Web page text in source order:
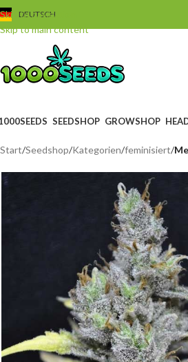
Skip to navigation
Skip to main content
DEUTSCH
SEEDSHOP GROWSHOP
Start/Seedshop/Kategorien/feminisiert/